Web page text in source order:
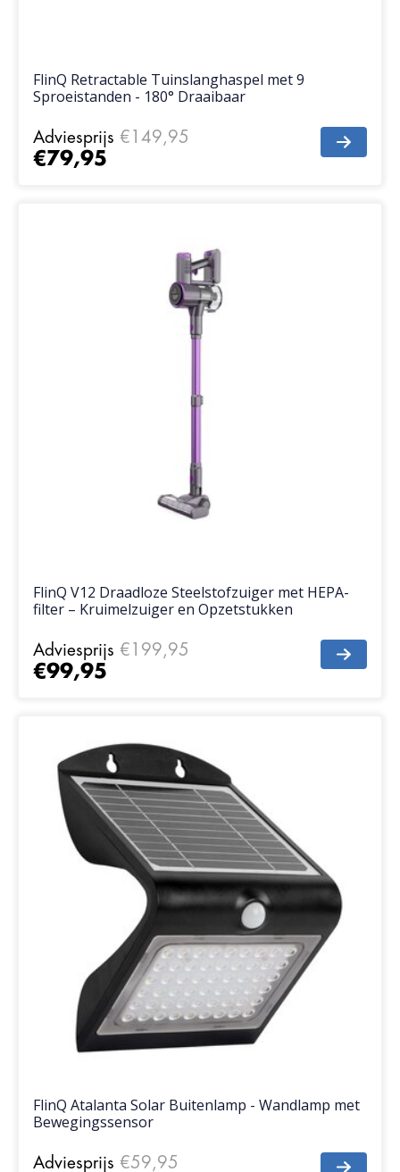
FlinQ Retractable Tuinslanghaspel met 9
Sproeistanden - 180° Draaibaar
Adviesprijs €149,95
€79,95
FlinQ V12 Draadloze Steelstofzuiger met HEPA-
filter – Kruimelzuiger en Opzetstukken
Adviesprijs €199,95
€99,95
FlinQ Atalanta Solar Buitenlamp - Wandlamp met
Bewegingssensor
Adviesprijs €59,95